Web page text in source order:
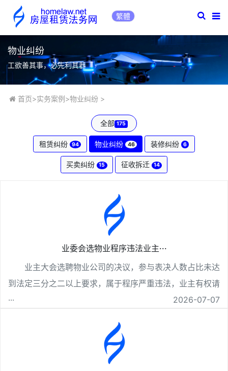
繁體
物业纠纷
工欲善其事，必先利其器
首页>实务案例 >物业纠纷>
全部 175
租赁纠纷 94 物业纠纷 46 装修纠纷 6
买卖纠纷 15 征收拆迁 14
业委会选物业程序违法业主···
业主大会选聘物业公司的决议，参与表决人数占比未达
到法定三分之二以上要求，属于程序严重违法，业主有权请
···
2026-07-07